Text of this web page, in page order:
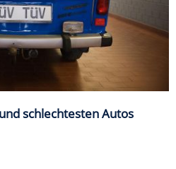
schlechtesten Autos